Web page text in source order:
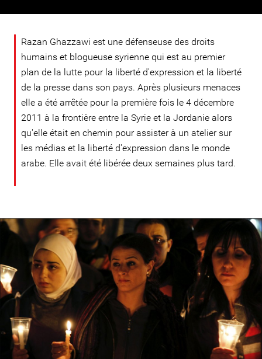
Razan Ghazzawi est une défenseuse des droits
humains et blogueuse syrienne qui est au premier
plan de la lutte pour la liberté d'expression et la liberté
de la presse dans son pays. Après plusieurs menaces
elle a été arrêtée pour la première fois le 4 décembre
2011 à la frontière entre la Syrie et la Jordanie alors
qu'elle était en chemin pour assister à un atelier sur
les médias et la liberté d'expression dans le monde
arabe. Elle avait été libérée deux semaines plus tard.
#Syria-
general-
context.jpg